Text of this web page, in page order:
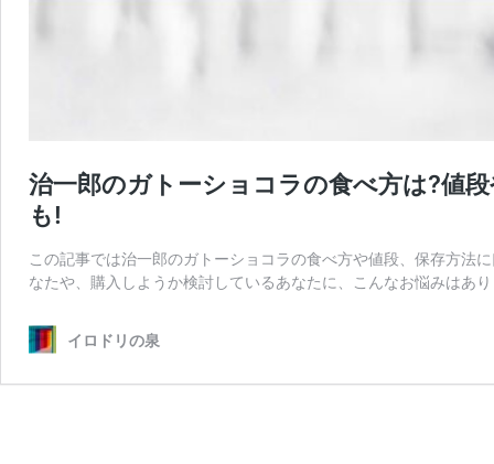
治一郎のガトーショコラの食べ方は?値
も!
この記事では治一郎のガトーショコラの食べ方や値段、保存方法
なたや、購入しようか検討しているあなたに、こんなお悩みはあ
イロドリの泉